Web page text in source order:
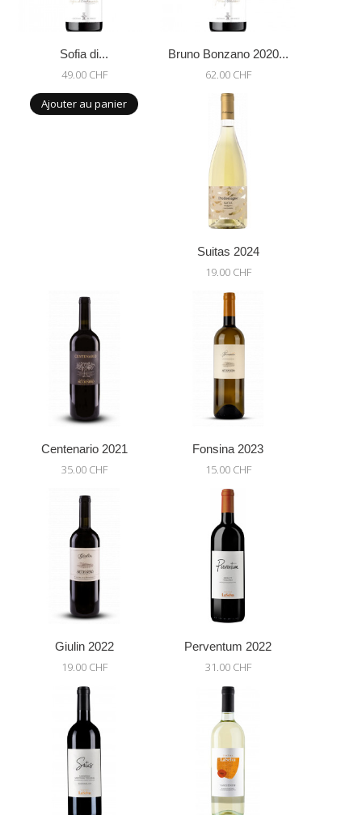
Sofia di...
49.00 CHF
Ajouter au panier
Bruno Bonzano 2020...
62.00 CHF
Suitas 2024
19.00 CHF
Centenario 2021
35.00 CHF
Fonsina 2023
15.00 CHF
Giulin 2022
19.00 CHF
Perventum 2022
31.00 CHF